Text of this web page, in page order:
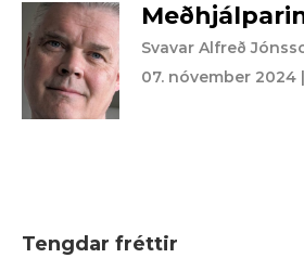
Svavar Alfreð
07. nóvember 2024
Tengdar fréttir